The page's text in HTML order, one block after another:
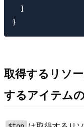
  ]
取得するリソ
するアイテム